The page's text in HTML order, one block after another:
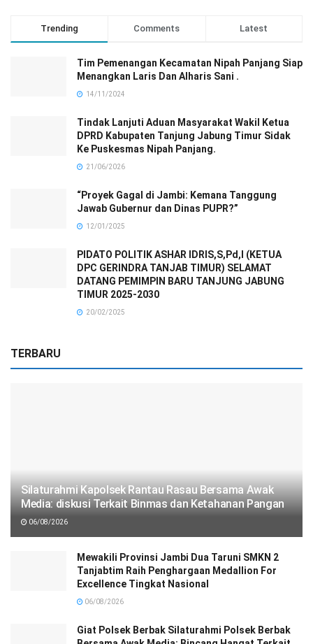
Trending Comments Latest
Tim Pemenangan Kecamatan Nipah Panjang Siap
Menangkan Laris Dan Alharis Sani .
14/11/2024
Tindak Lanjuti Aduan Masyarakat Wakil Ketua
DPRD Kabupaten Tanjung Jabung Timur Sidak
Ke Puskesmas Nipah Panjang.
21/06/2026
“Proyek Gagal di Jambi: Kemana Tanggung
Jawab Gubernur dan Dinas PUPR?”
12/01/2025
PIDATO POLITIK ASHAR IDRIS,S,Pd,I (KETUA
DPC GERINDRA TANJAB TIMUR) SELAMAT
DATANG PEMIMPIN BARU TANJUNG JABUNG
TIMUR 2025-2030
20/02/2025
TERBARU
Silaturahmi Kapolsek Rantau Rasau Bersama Awak
Media: diskusi Terkait Binmas dan Ketahanan Pangan
06/08/2026
Mewakili Provinsi Jambi Dua Taruni SMKN 2
Tanjabtim Raih Penghargaan Medallion For
Excellence Tingkat Nasional
06/08/2026
Giat Polsek Berbak Silaturahmi Polsek Berbak